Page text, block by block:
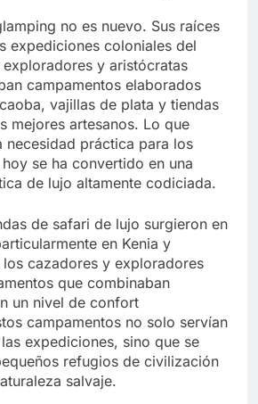
no es nuevo. Sus raíces
expediciones coloniales del
y aristócratas
campamentos elaborados
vajillas de plata y tiendas
mejores artesanos. Lo que
necesidad práctica para los
se ha convertido en una
de lujo altamente codiciada.
de safari de lujo surgieron en
en Kenia y
los cazadores y exploradores
que combinaban
un nivel de confort
campamentos no solo servían
expediciones, sino que se
refugios de civilización
salvaje.